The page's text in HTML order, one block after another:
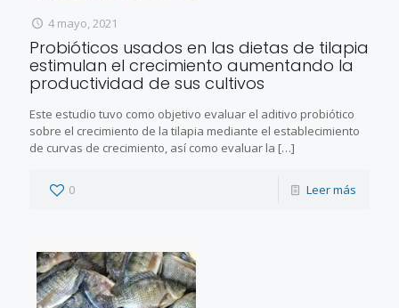
4 mayo, 2021
Probióticos usados en las dietas de tilapia
estimulan el crecimiento aumentando la
productividad de sus cultivos
Este estudio tuvo como objetivo evaluar el aditivo probiótico
sobre el crecimiento de la tilapia mediante el establecimiento
de curvas de crecimiento, así como evaluar la […]
0 Leer más